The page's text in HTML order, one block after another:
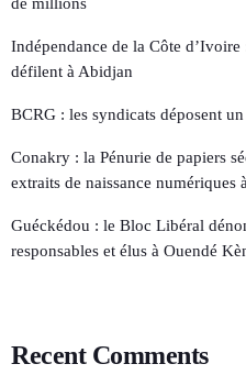
Indépendance de la Côte
défilent à Abidjan
BCRG : les syndicats déposent
Conakry : la Pénurie de papiers
extraits de naissance numériques
Guéckédou : le Bloc Libéral
responsables et élus à Ouendé
Recent Comments